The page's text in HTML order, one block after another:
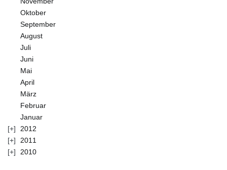
Oktober
September
August
Juli
Juni
Mai
April
März
Februar
Januar
2012
2011
2010